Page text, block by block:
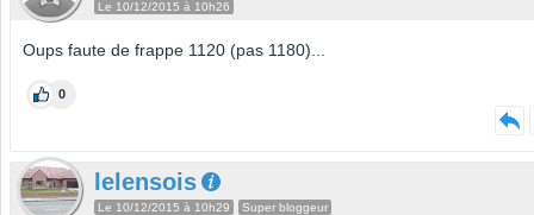
Le 10/12/2015 à 10h26
Oups faute de frappe 1120 (pas 1180)...
0
lelensois
Le 10/12/2015 à 10h29 Super bloggeur